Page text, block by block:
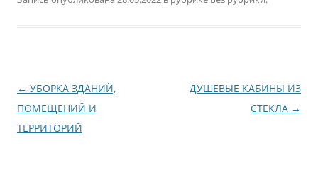
Навигация
по
записям
← УБОРКА ЗДАНИЙ,
ПОМЕЩЕНИЙ И
ТЕРРИТОРИЙ
ДУШЕВЫЕ КАБИНЫ ИЗ
СТЕКЛА →